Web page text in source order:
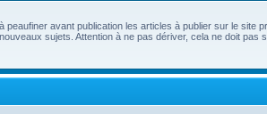
peaufiner avant publication les articles à publier sur le site
sujets. Attention à ne pas dériver, cela ne doit pas